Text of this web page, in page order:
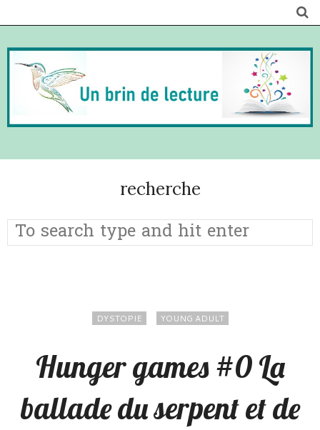
recherche
DYSTOPIE YOUNG ADULT
Hunger games #0 La
ballade du serpent et de